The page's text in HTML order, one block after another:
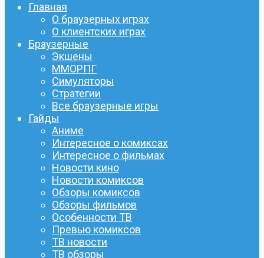
Главная
О браузерных играх
О клиентских играх
Браузерные
Экшены
ММОРПГ
Симуляторы
Стратегии
Все браузерные игры
Гайды
Аниме
Интересное о комиксах
Интересное о фильмах
Новости кино
Новости комиксов
Обзоры комиксов
Обзоры фильмов
Особенности ТВ
Превью комиксов
ТВ новости
ТВ обзоры